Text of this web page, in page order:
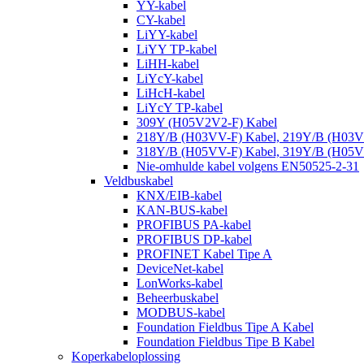
YY-kabel
CY-kabel
LiYY-kabel
LiYY TP-kabel
LiHH-kabel
LiYcY-kabel
LiHcH-kabel
LiYcY TP-kabel
309Y (H05V2V2-F) Kabel
218Y/B (H03VV-F) Kabel, 219Y/B
318Y/B (H05VV-F) Kabel, 319Y/B
Nie-omhulde kabel volgens EN50525-2-31
Veldbuskabel
KNX/EIB-kabel
KAN-BUS-kabel
PROFIBUS PA-kabel
PROFIBUS DP-kabel
PROFINET Kabel Tipe A
DeviceNet-kabel
LonWorks-kabel
Beheerbuskabel
MODBUS-kabel
Foundation Fieldbus Tipe A Kabel
Foundation Fieldbus Tipe B Kabel
Koperkabeloplossing